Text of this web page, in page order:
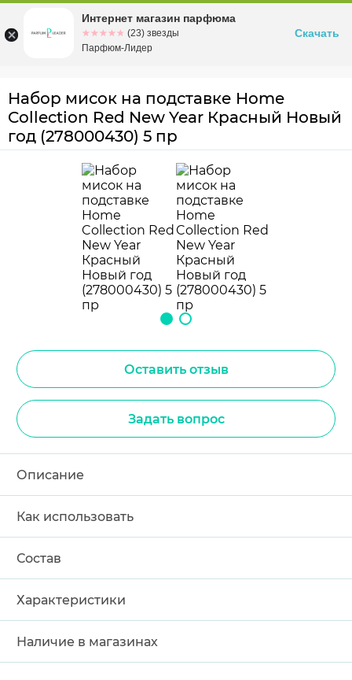
Омскул. Заозерная, 11, к. 1
Набор мисок на подставке Home
Collection Red New Year Красный Новый
год (278000430) 5 пр
Оставить отзыв
Задать вопрос
Описание
Как использовать
Состав
Характеристики
Наличие в магазинах
Интернет магазин парфюма
☆☆☆☆☆
★★★★★ (23) звезды
Парфюм-Лидер
Скачать